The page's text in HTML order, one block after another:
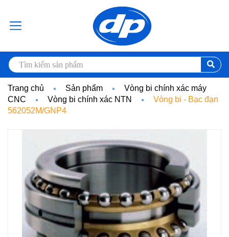
Trang chủ Sản phẩm
Vòng bi chính xác máy
CNC
Vòng bi chính xác NTN
Vòng bi - Bạc đạn
562052M/GNP4